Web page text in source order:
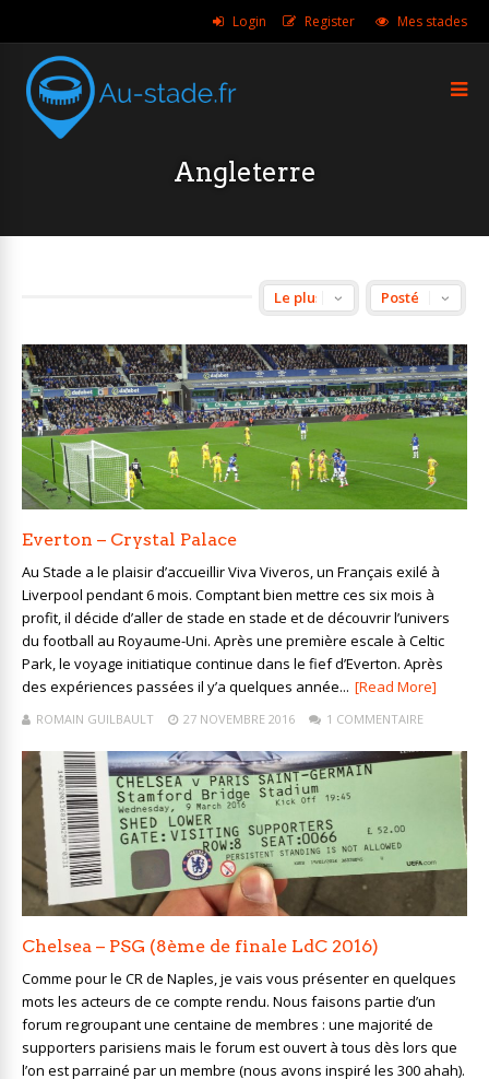
Login Register Mes stades
Angleterre
Everton – Crystal Palace
Au Stade a le plaisir d’accueillir Viva Viveros, un Français exilé à
Liverpool pendant 6 mois. Comptant bien mettre ces six mois à
profit, il décide d’aller de stade en stade et de découvrir l’univers
du football au Royaume-Uni. Après une première escale à Celtic
Park, le voyage initiatique continue dans le fief d’Everton. Après
des expériences passées il y’a quelques année... [Read More]
ROMAIN GUILBAULT 27 NOVEMBRE 2016 1 COMMENTAIRE
Chelsea – PSG (8ème de finale LdC 2016)
Comme pour le CR de Naples, je vais vous présenter en quelques
mots les acteurs de ce compte rendu. Nous faisons partie d’un
forum regroupant une centaine de membres : une majorité de
supporters parisiens mais le forum est ouvert à tous dès lors que
l’on est parrainé par un membre (nous avons inspiré les 300 ahah).